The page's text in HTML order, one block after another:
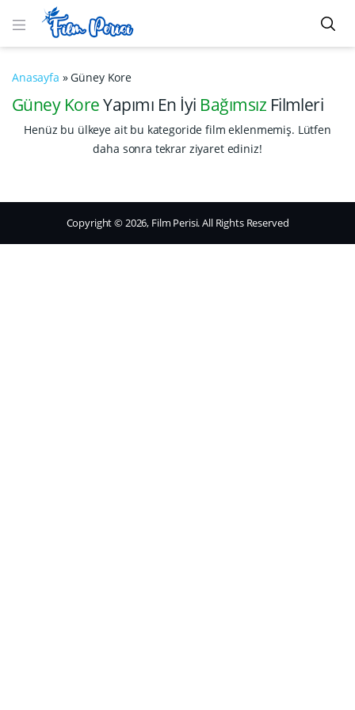
Anasayfa »Güney Kore
Güney KoreYapımı En İyi Bağımsız Filmleri
Henüz bu ülkeye ait bu kategoride film eklenmemiş. Lütfen
daha sonra tekrar ziyaret ediniz!
Copyright © 2026, Film Perisi. All Rights Reserved